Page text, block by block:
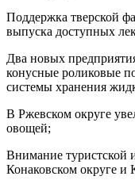
Поддержка тверской
выпуска доступных
Два новых
конусные роликовые
системы хранения
В Ржевском округе
овощей;
Внимание туристской
Конаковском округе и